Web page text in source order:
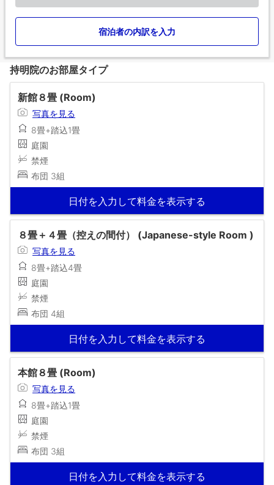
宿泊者の内訳を入力
持明院のお部屋タイプ
新館８畳 (Room)
写真を見る
8畳+踏込1畳
庭園
禁煙
布団 3組
日付を入力して料金を表示する
８畳＋４畳（控えの間付） (Japanese-style Room )
写真を見る
8畳+踏込4畳
庭園
禁煙
布団 4組
日付を入力して料金を表示する
本館８畳 (Room)
写真を見る
8畳+踏込1畳
庭園
禁煙
布団 3組
日付を入力して料金を表示する